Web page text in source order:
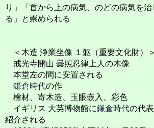
り」「首から上の病気、のどの病気を治
る」と崇められる
＜木造 浄業坐像 １躯（重要文化財）＞
戒光寺開山 曇照忍律上人の木像
本堂左の間に安置される
鎌倉時代の作
檜材、寄木造、玉眼嵌入、彩色
イギリス 大英博物館に鎌倉時代の代
紹介される